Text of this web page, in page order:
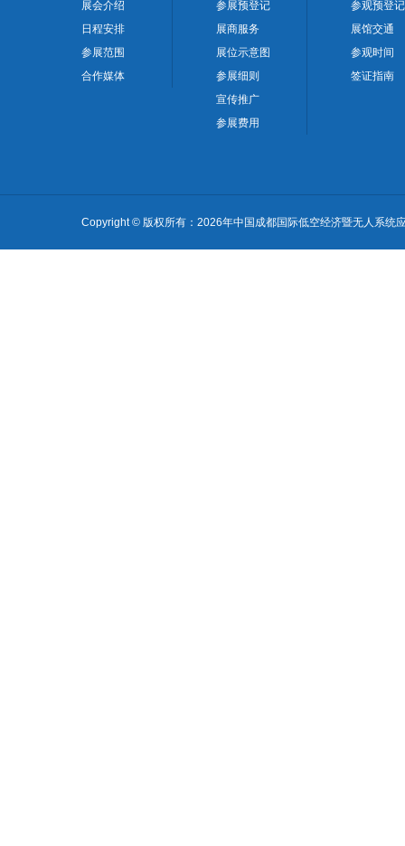
展会介绍
日程安排
参展范围
合作媒体
参展预登记
展商服务
展位示意图
参展细则
宣传推广
参展费用
参观预登记
展馆交通
参观时间
签证指南
Copyright © 版权所有：2026年中国成都国际低空经济暨无人系统